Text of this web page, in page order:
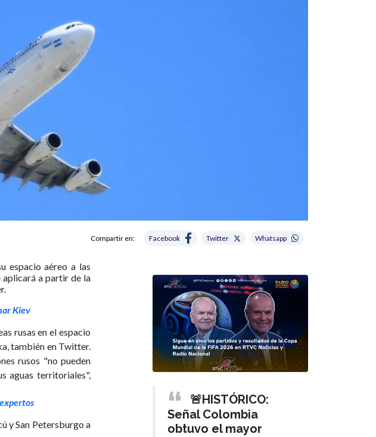
Compartir en: Facebook Twitter Whatsapp
espacio aéreo a las
aplicará a partir de la
Kiev
rusas en el espacio
también en Twitter.
rusos "no pueden
aguas territoriales",
y San Petersburgo a
🚨HISTÓRICO:
Señal Colombia
obtuvo el mayor